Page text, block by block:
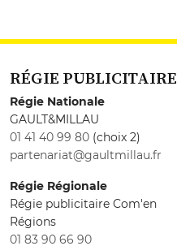
RÉGIE PUBLICITAIRE
Régie Nationale
GAULT&MILLAU
01 41 40 99 80 (choix 2)
partenariat@gaultmillau.fr
Régie Régionale
Régie publicitaire Com'en
Régions
01 83 90 66 90